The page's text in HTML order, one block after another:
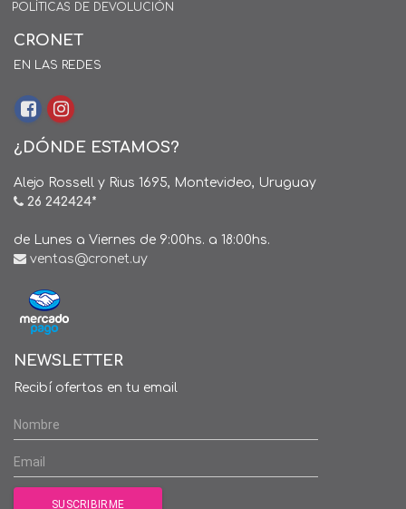
POLÍTICAS DE DEVOLUCIÓN
CRONET
EN LAS REDES
¿DÓNDE ESTAMOS?
Alejo Rossell y Rius 1695, Montevideo, Uruguay
26 242424*
de Lunes a Viernes de 9:00hs. a 18:00hs.
ventas@cronet.uy
NEWSLETTER
Recibí ofertas en tu email